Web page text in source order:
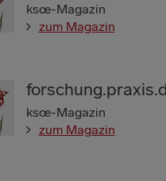
ksœ-Magazin
zum Magazin
ksœ-Magazin
zum Magazin